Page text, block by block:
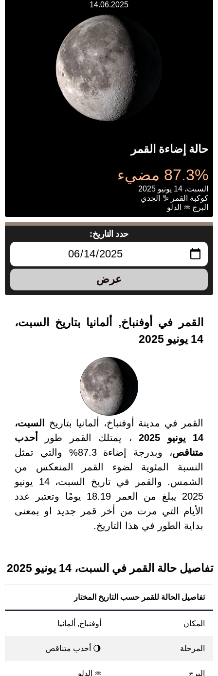
14.06.2025
حالة إضاءة القمر
87.3% مضيء
السبت، 14 يونيو 2025
كوكبة القمر ♑ الجدي
البرج ♒ الدلو
حدد التاريخ:
عرض
القمر في أوفنباخ, ألمانيا بتاريخ السبت،
14 يونيو 2025
القمر في مدينة أوفنباخ، ألمانيا بتاريخ
السبت،
14 يونيو 2025
، يمتلك القمر طور
أحدب
متناقص
، وبدرجة إضاءة 87.3% والتي تمثل
النسبة المئوية لضوء القمر المنعكس من
الشمس. والقمر في تاريخ السبت، 14 يونيو
2025 يبلغ من العمر 18.19 يومًا وتعتبر عدد
الأيام التي مرت من أخر قمر جديد او بمعنى
بداية الطور في هذا التاريخ.
تفاصيل حالة القمر في السبت، 14 يونيو 2025
تفاصيل الحالة للقمر حسب التاريخ المختار
المكان أوفنباخ, ألمانيا
المرحلة 🌖 أحدب متناقص
البرج ♒ الدلو